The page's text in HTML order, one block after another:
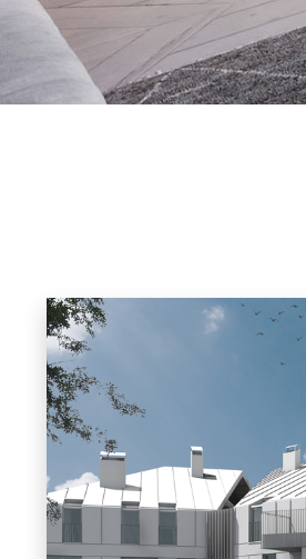
Na vrlo atraktivnoj
izgradnji i regionalnih